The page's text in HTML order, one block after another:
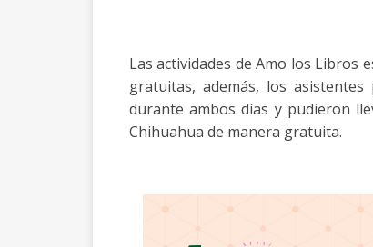
Las actividades de Amo los
gratuitas, además, los
durante ambos días y pudieron
Chihuahua de manera gratuita.